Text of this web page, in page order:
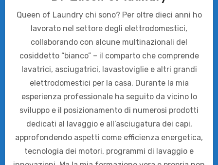
Queen of Laundry chi sono? Per oltre dieci anni ho
lavorato nel settore degli elettrodomestici,
collaborando con alcune multinazionali del
cosiddetto “bianco” – il comparto che comprende
lavatrici, asciugatrici, lavastoviglie e altri grandi
elettrodomestici per la casa. Durante la mia
esperienza professionale ha seguito da vicino lo
sviluppo e il posizionamento di numerosi prodotti
dedicati al lavaggio e all’asciugatura dei capi,
approfondendo aspetti come efficienza energetica,
tecnologia dei motori, programmi di lavaggio e